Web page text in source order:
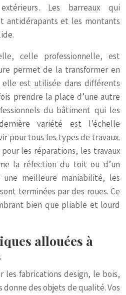
Les barreaux qui
antidérapants et les montants
celle professionnelle, est
permet de la transformer en
elle est utilisée dans différents
prendre la place d’une autre
du bâtiment qui les
variété est l’échelle
pour tous les types de travaux.
les réparations, les travaux
la réfection du toit ou d’un
meilleure maniabilité, les
terminées par des roues. Ce
bien que pliable et lourd
allouées à
les fabrications design, le bois,
des objets de qualité. Vos